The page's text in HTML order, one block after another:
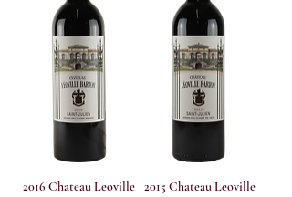
2016 Chateau Leoville
2015 Chateau Leoville